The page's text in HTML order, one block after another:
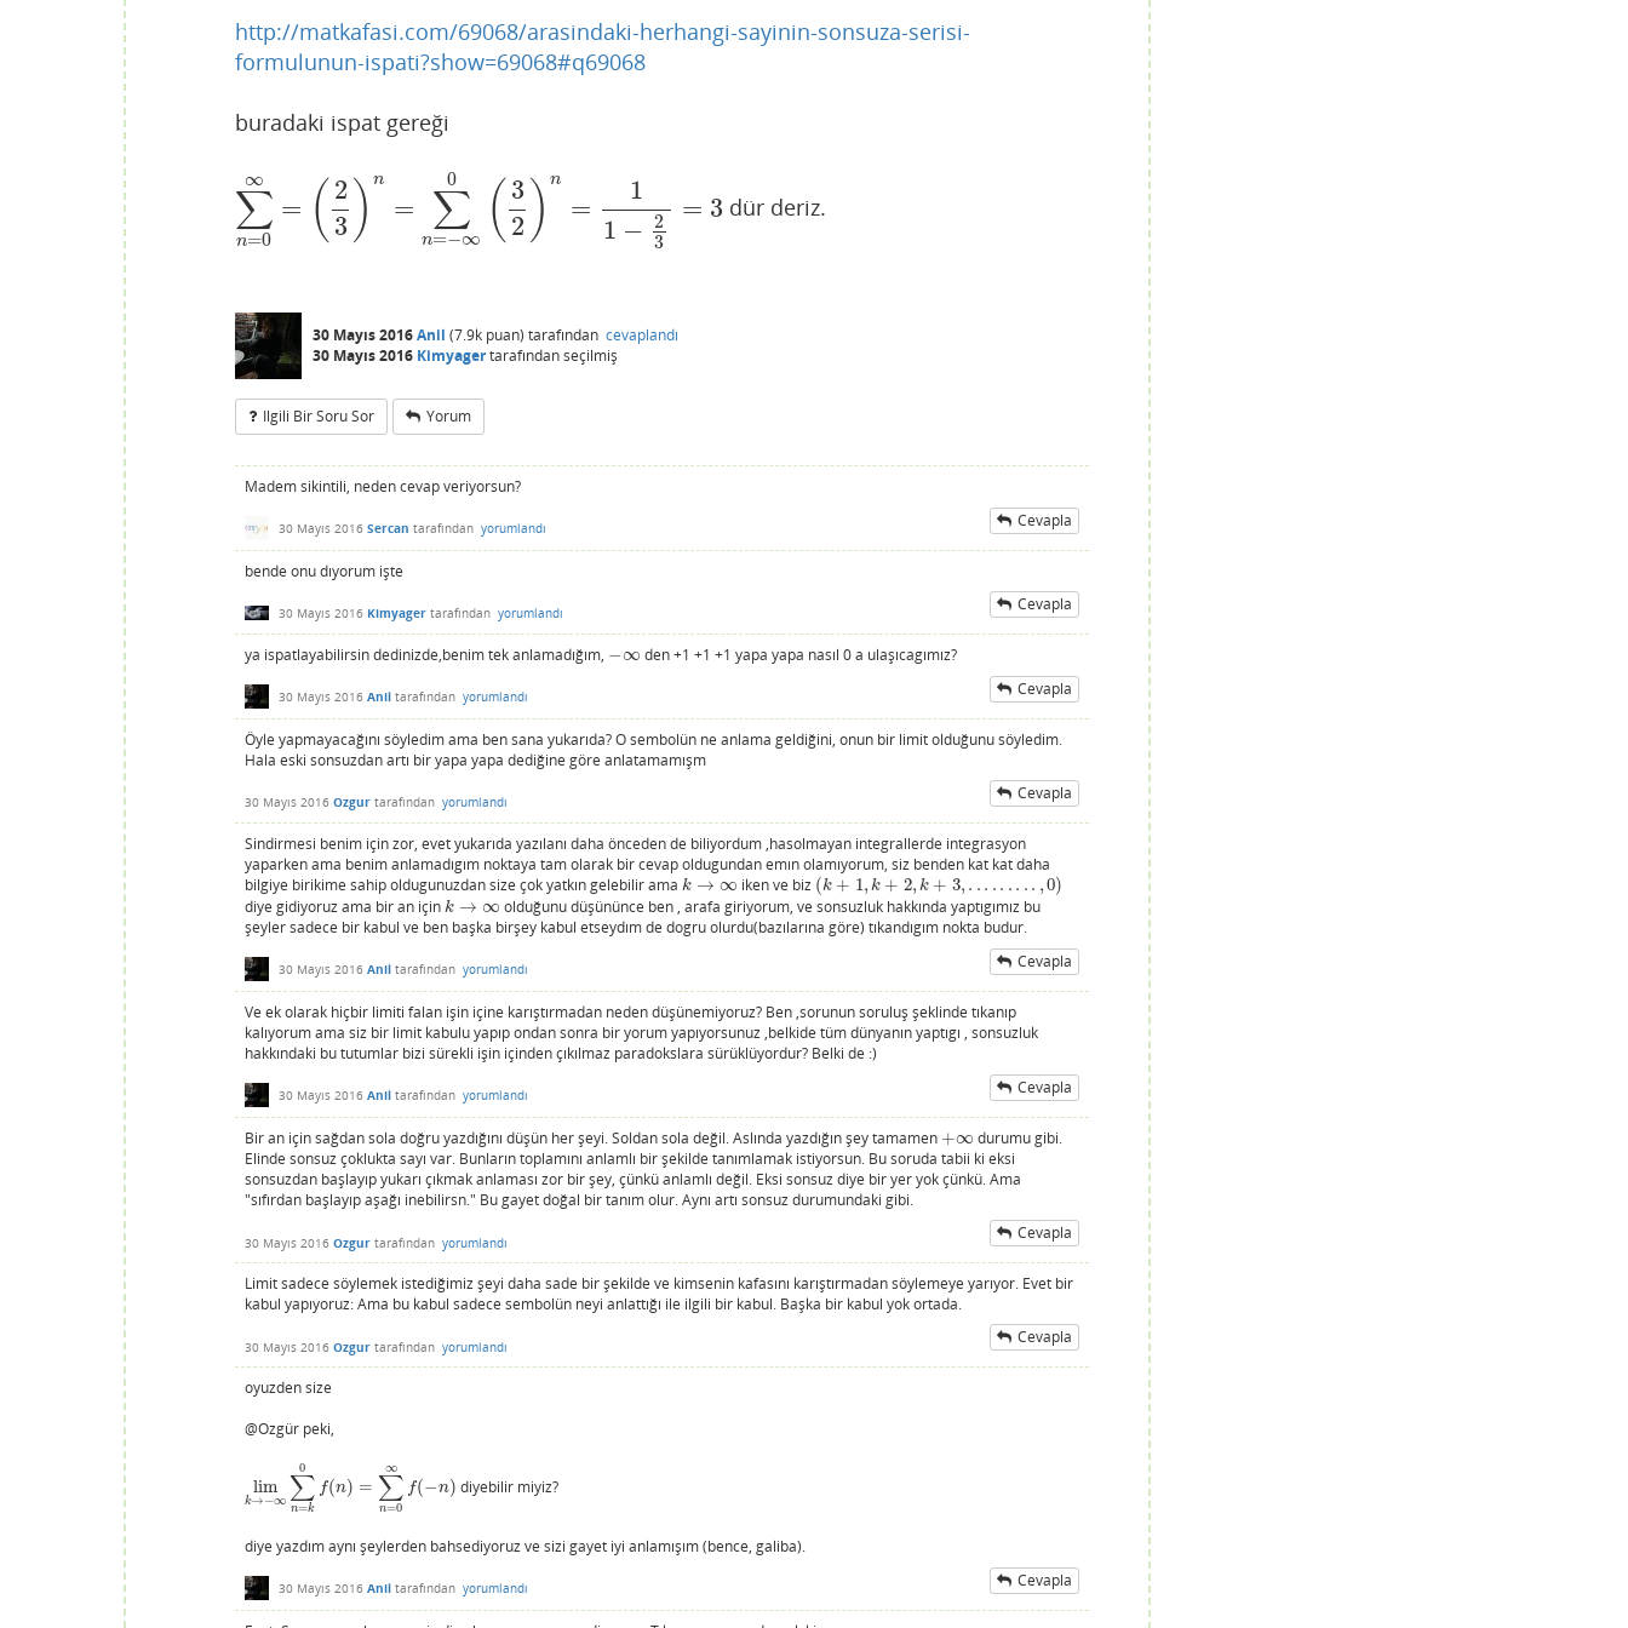
http://matkafasi.com/69068/arasindaki-herhangi-sayinin-sonsuza-serisi-
formulunun-ispati?show=69068#q69068
buradaki ispat gereği
∑
n=0
∞
= ( 2
3 ) n
= ∑
n=−∞
0 ( 3
2 ) n
=
1
1 − 2
3
= 3
∑n = 0∞ ( 3) n= n= ∞0 3 n =1 1− 3=3 dür deriz.
30 Mayıs 2016Anil (7.9k puan) tarafından cevaplandı
30 Mayıs 2016 Kimyagertarafındanseçilmiş
Ilgili Bir Soru Sor Yorum
Madem sikintili, neden cevap veriyorsun?
30 Mayıs 2016 Sercan tarafından yorumlandı Cevapla
bende onu dıyorum işte
30 Mayıs 2016 Kimyager tarafından yorumlandı Cevapla
ya ispatlayabilirsin dedinizde,benim tek anlamadığım, −∞
−∞ den +1 +1 +1 yapa yapa nasıl 0 a ulaşıcagımız?
30 Mayıs 2016 Anil tarafından yorumlandı Cevapla
Öyle yapmayacağını söyledim ama ben sana yukarıda? O sembolün ne anlama geldiğini, onun bir limit olduğunu söyledim.
Hala eski sonsuzdan artı bir yapa yapa dediğine göre anlatamamışm
30 Mayıs 2016 Ozgur tarafından yorumlandı Cevapla
Sindirmesi benim için zor, evet yukarıda yazılanı daha önceden de biliyordum ,hasolmayan integrallerde integrasyon
yaparken ama benim anlamadıgım noktaya tam olarak bir cevap oldugundan emın olamıyorum, siz benden kat kat daha
bilgiye birikime sahip oldugunuzdan size çok yatkın gelebilir ama k → ∞
k→∞ iken ve biz (k + 1, k + 2, k + 3, . . . . . . . . . ,0)
(k+ 1,k +2,k +3 ....... .,0 )
diye gidiyoruz ama bir an için k → ∞
k→∞
olduğunu düşününce ben , arafa giriyorum, ve sonsuzluk hakkında yaptıgımız bu
şeyler sadece bir kabul ve ben başka birşey kabul etseydım de dogru olurdu(bazılarına göre) tıkandıgım nokta budur.
30 Mayıs 2016 Anil tarafından yorumlandı Cevapla
Ve ek olarak hiçbir limiti falan işin içine karıştırmadan neden düşünemiyoruz? Ben ,sorunun soruluş şeklinde tıkanıp
kalıyorum ama siz bir limit kabulu yapıp ondan sonra bir yorum yapıyorsunuz ,belkide tüm dünyanın yaptıgı , sonsuzluk
hakkındaki bu tutumlar bizi sürekli işin içinden çıkılmaz paradokslara sürüklüyordur? Belki de :)
30 Mayıs 2016 Anil tarafından yorumlandı Cevapla
Bir an için sağdan sola doğru yazdığını düşün her şeyi. Soldan sola değil. Aslında yazdığın şey tamamen +∞
+∞
durumu gibi.
Elinde sonsuz çoklukta sayı var. Bunların toplamını anlamlı bir şekilde tanımlamak istiyorsun. Bu soruda tabii ki eksi
sonsuzdan başlayıp yukarı çıkmak anlaması zor bir şey, çünkü anlamlı değil. Eksi sonsuz diye bir yer yok çünkü. Ama
"sıfırdan başlayıp aşağı inebilirsn." Bu gayet doğal bir tanım olur. Aynı artı sonsuz durumundaki gibi.
30 Mayıs 2016 Ozgur tarafından yorumlandı Cevapla
Limit sadece söylemek istediğimiz şeyi daha sade bir şekilde ve kimsenin kafasını karıştırmadan söylemeye yarıyor. Evet bir
kabul yapıyoruz: Ama bu kabul sadece sembolün neyi anlattığı ile ilgili bir kabul. Başka bir kabul yok ortada.
30 Mayıs 2016 Ozgur tarafından yorumlandı Cevapla
oyuzden size
@Ozgür peki,
lim
k→−∞ ∑
n=k
0
f(n) = ∑
n=0
∞
f(−n)
limk→ −∞ ∑ n=k0f n)= ∑n = 0∞f(−n) diyebilir miyiz?
diye yazdım aynı şeylerden bahsediyoruz ve sizi gayet iyi anlamışım (bence, galiba).
30 Mayıs 2016 Anil tarafından yorumlandı Cevapla